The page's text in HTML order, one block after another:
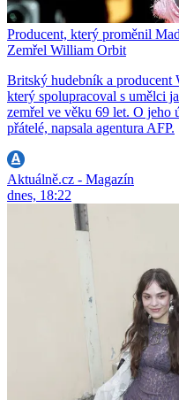
Producent, který proměnil
Zemřel William Orbit
Britský hudebník a producent
který spolupracoval s umělci
zemřel ve věku 69 let. O jeho
přátelé, napsala agentura AFP.
Aktuálně.cz - Magazín
dnes, 18:22